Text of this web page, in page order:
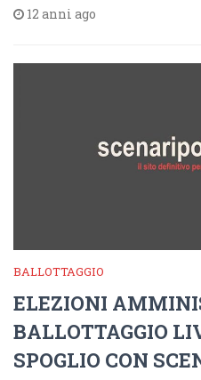
12 anni ago
BALLOTTAGGIO
ELEZIONI
BALLOTTAGGIO
SPOGLIO CON